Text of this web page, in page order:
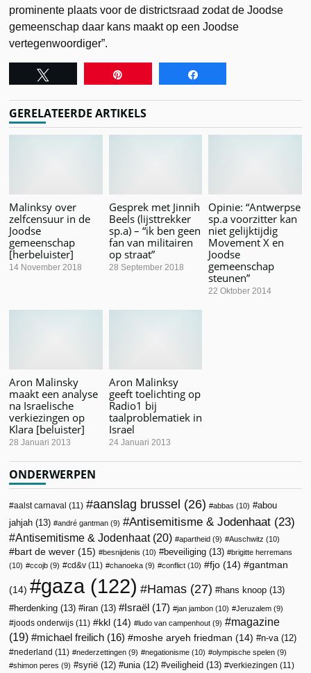
prominente plaats voor de districtsraad zodat de Joodse
gemeenschap daar kans maakt op een Joodse
vertegenwoordiger”.
GERELATEERDE ARTIKELS
Malinksy over
zelfcensuur in de
Joodse
gemeenschap
[herbeluister]
14 November 2018
Gesprek met Jinnih
Beels (lijsttrekker
sp.a) – “ik ben geen
fan van militairen
op straat”
28 September 2018
Opinie: “Antwerpse
sp.a voorzitter kan
niet gelijktijdig
Movement X en
Joodse
gemeenschap
steunen”
22 Oktober 2014
Aron Malinsky
maakt een analyse
na Israelische
verkiezingen op
Klara [beluister]
28 Januari 2013
Aron Malinksy
geeft toelichting op
Radio1 bij
taalproblematiek in
Israel
24 Januari 2013
ONDERWERPEN
aalst carnaval (11) aanslag brussel (26) abbas (10)
abou
jahjah (13) andré gantman (9) Antisemitisme & Jodenhaat (23)
Antisemitisme & Jodenhaat(20) apartheid (9) Auschwitz (10)
bart de wever (15) besnijdenis (10) beveiliging (13)
brigitte herremans
(10)
ccojb (9) cd&v (11) chanoeka (9) conflict (10) fjo (14) gantman
(14) gaza(122) Hamas (27) hans knoop (13)
herdenking (13) iran (13) Israël (17) jan jambon (10) Jeruzalem (9)
joods onderwijs (11) kkl (14) ludo van campenhout (9)
magazine
(19)
michael freilich (16) moshe aryeh friedman (14) n-va(12)
nederland (11) nederzettingen (9) negationisme (10) olympische spelen (9)
shimon peres (9) syrië (12) unia(12) veiligheid (13) verkiezingen (11)